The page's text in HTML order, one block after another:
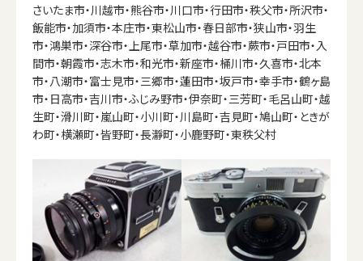
さいたま市・川越市・熊谷市・川口市・行田市・秩父市・所沢市・
飯能市・加須市・本庄市・東松山市・春日部市・狭山市・羽生
市・鴻巣市・深谷市・上尾市・草加市・越谷市・蕨市・戸田市・入
間市・朝霞市・志木市・和光市・新座市・桶川市・久喜市・北本
市・八潮市・富士見市・三郷市・蓮田市・坂戸市・幸手市・鶴ヶ島
市・日高市・吉川市・ふじみ野市・伊奈町・三芳町・毛呂山町・越
生町・滑川町・嵐山町・小川町・川島町・吉見町・鳩山町・ときが
わ町・横瀬町・皆野町・長瀞町・小鹿野町・東秩父村